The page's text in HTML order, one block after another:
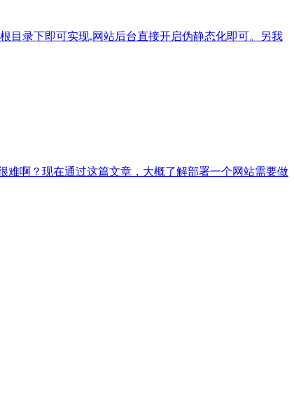
目录下即可实现,网站后台直接开启伪静态化即可。另我
啊？现在通过这篇文章，大概了解部署一个网站需要做